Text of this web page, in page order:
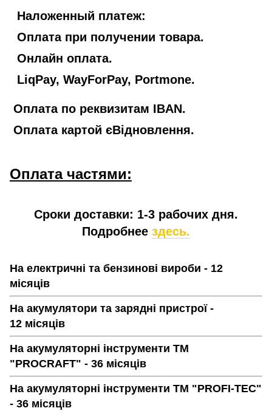
Наложенный платеж:
Оплата при получении товара.
Онлайн оплата.
LiqPay, WayForPay, Portmone.
Оплата по реквизитам IBAN.
Оплата картой єВідновлення.
Оплата частями:
Сроки доставки: 1-3 рабочих дня.
Подробнее здесь.
На електричні та бензинові вироби - 12
місяців
На акумулятори та зарядні пристрої -
12 місяців
На акумуляторні інструменти ТМ
"PROCRAFT" - 36 місяців
На акумуляторні інструменти ТМ "PROFI-TEC"
- 36 місяців